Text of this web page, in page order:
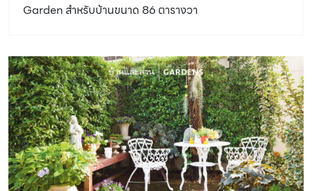
Garden สำหรับบ้านขนาด 86 ตารางวา